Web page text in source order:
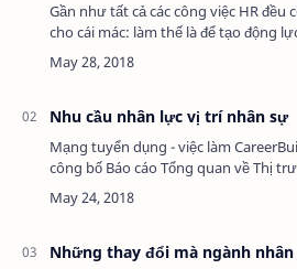
Gần như tất cả các công việc HR đều
cho cái mác: làm thế là để tạo động
công việc giải quyết thôi việc. Dưới
động lực, nếu HR giải quyết thôi…
Nhu cầu nhân lực vị trí nhân sự
Mạng tuyển dụng - việc làm
công bố Báo cáo Tổng quan về Thị
lực trực tuyến 6 tháng đầu năm 2014,
mức cung - cầu nhân lực của thị
Những thay đổi mà ngành